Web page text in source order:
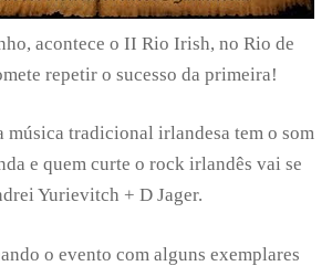
acontece o II Rio Irish, no Rio de
repetir o sucesso da primeira!
música tradicional irlandesa tem o som
e quem curte o rock irlandês vai se
Yurievitch + D Jager.
o evento com alguns exemplares